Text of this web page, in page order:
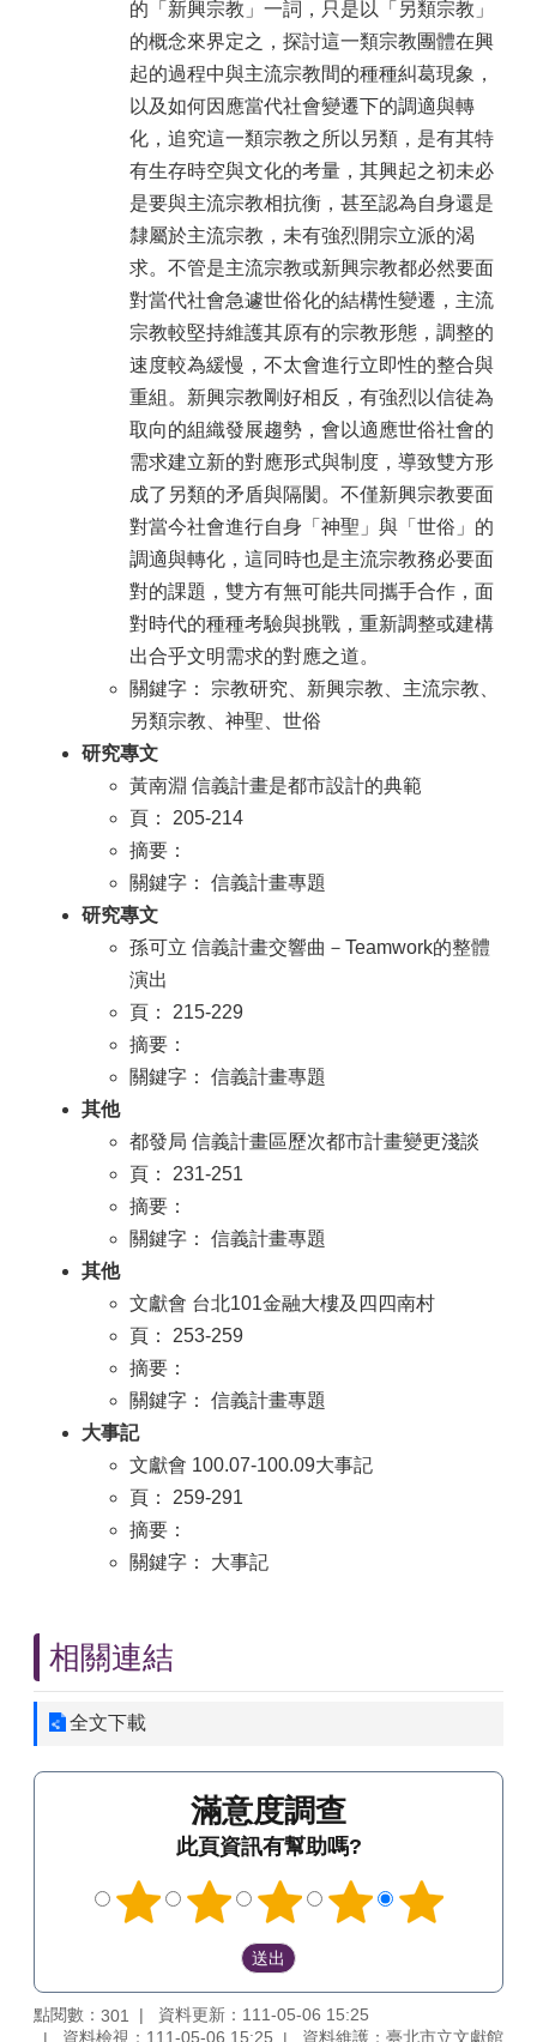
的「新興宗教」一詞，只是以「另類宗教」
的概念來界定之，探討這一類宗教團體在興
起的過程中與主流宗教間的種種糾葛現象，
以及如何因應當代社會變遷下的調適與轉
化，追究這一類宗教之所以另類，是有其特
有生存時空與文化的考量，其興起之初未必
是要與主流宗教相抗衡，甚至認為自身還是
隸屬於主流宗教，未有強烈開宗立派的渴
求。不管是主流宗教或新興宗教都必然要面
對當代社會急遽世俗化的結構性變遷，主流
宗教較堅持維護其原有的宗教形態，調整的
速度較為緩慢，不太會進行立即性的整合與
重組。新興宗教剛好相反，有強烈以信徒為
取向的組織發展趨勢，會以適應世俗社會的
需求建立新的對應形式與制度，導致雙方形
成了另類的矛盾與隔閡。不僅新興宗教要面
對當今社會進行自身「神聖」與「世俗」的
調適與轉化，這同時也是主流宗教務必要面
對的課題，雙方有無可能共同攜手合作，面
對時代的種種考驗與挑戰，重新調整或建構
出合乎文明需求的對應之道。
關鍵字： 宗教研究、新興宗教、主流宗教、
另類宗教、神聖、世俗
研究專文
黃南淵 信義計畫是都市設計的典範
頁： 205-214
摘要：
關鍵字： 信義計畫專題
研究專文
孫可立 信義計畫交響曲－Teamwork的整體
演出
頁： 215-229
摘要：
關鍵字： 信義計畫專題
其他
都發局 信義計畫區歷次都市計畫變更淺談
頁： 231-251
摘要：
關鍵字： 信義計畫專題
其他
文獻會 台北101金融大樓及四四南村
頁： 253-259
摘要：
關鍵字： 信義計畫專題
大事記
文獻會 100.07-100.09大事記
頁： 259-291
摘要：
關鍵字： 大事記
相關連結
全文下載
滿意度調查
此頁資訊有幫助嗎?
點閱數： 301
資料更新：111-05-06 15:25
資料檢視：111-05-06 15:25
資料維護：臺北市立文獻館